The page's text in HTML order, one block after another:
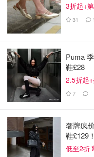
海洋面霜不是第一次用
里面要是有海洋霜的话
Elemis Pro-
3折起+
31 1
Puma
鞋£28
2.5折起+
7
奢牌疯
鞋£129！
低至2折